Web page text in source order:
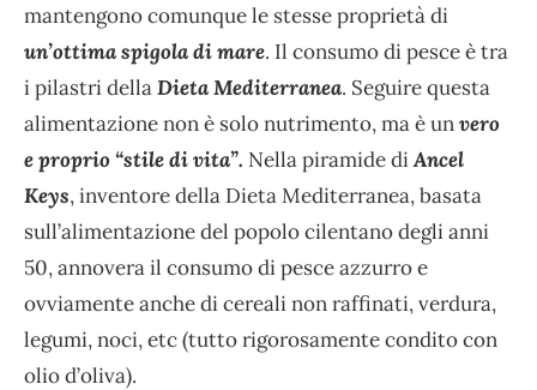
mantengono comunque le stesse proprietà di
un’ottima spigola di mare. Il consumo di pesce è tra
i pilastri dellaDieta Mediterranea. Seguire questa
alimentazione non è solo nutrimento, ma è unvero
e proprio “stile di vita”. Nella piramide diAncel
Keys, inventore della Dieta Mediterranea, basata
sull’alimentazione del popolo cilentano degli anni
50, annovera il consumo di pesce azzurro e
ovviamente anche di cereali non raffinati, verdura,
legumi, noci, etc (tutto rigorosamente condito con
olio d’oliva).